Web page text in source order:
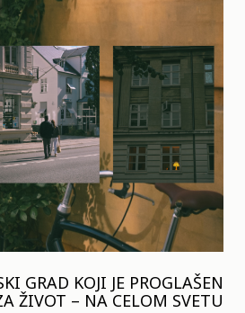
GRAD KOJI JE PROGLAŠEN
ŽIVOT – NA CELOM SVETU